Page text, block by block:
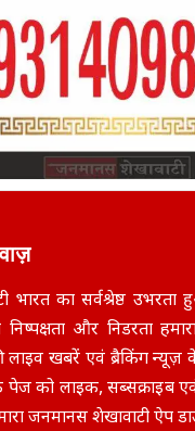
भारत का सर्वश्रेष्ठ
निष्पक्षता और निडरता
लाइव खबरें एवं ब्रैकिंग
को लाइक, सब्सक्राइब
जनमानस शेखावाटी ऐप